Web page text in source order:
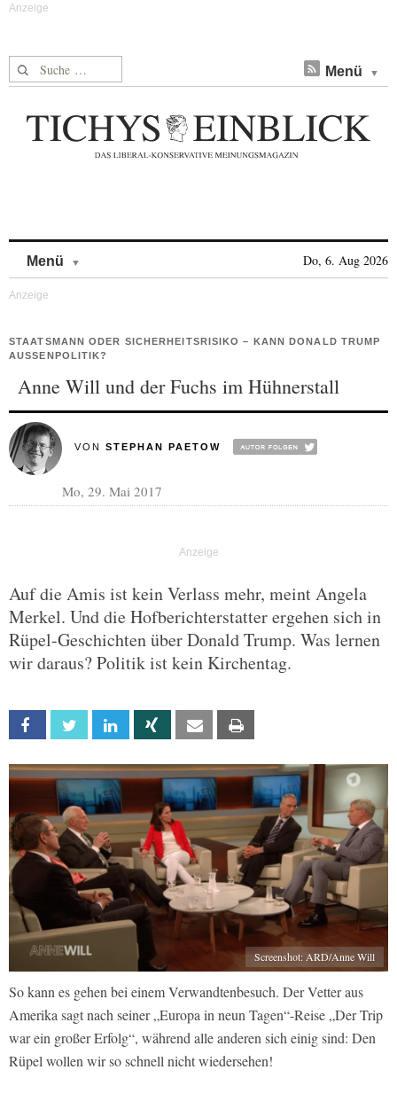
Suche nach: Menü
Menü Do, 6. Aug 2026
STAATSMANN ODER SICHERHEITSRISIKO – KANN DONALD TRUMP
AUSSENPOLITIK?
Anne Will und der Fuchs im Hühnerstall
VON STEPHAN PAETOW
Mo, 29. Mai 2017
Auf die Amis ist kein Verlass mehr, meint Angela
Merkel. Und die Hofberichterstatter ergehen sich in
Rüpel-Geschichten über Donald Trump. Was lernen
wir daraus? Politik ist kein Kirchentag.
Facebook Twitter Linkedin Xing Email
Screenshot: ARD/Anne Will
So kann es gehen bei einem Verwandtenbesuch. Der Vetter aus
Amerika sagt nach seiner „Europa in neun Tagen“-Reise „Der Trip
war ein großer Erfolg“, während alle anderen sich einig sind: Den
Rüpel wollen wir so schnell nicht wiedersehen!